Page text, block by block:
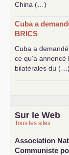
China (…)
Cuba a
BRICS
Cuba a
ce qu’a
bilatérales du (…)
Sur le Web
Tous les sites
Association
Communiste